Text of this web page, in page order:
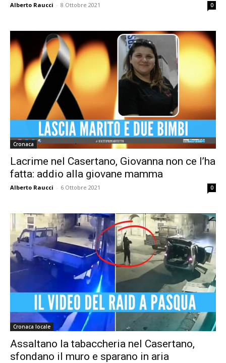
Alberto Raucci - 8 Ottobre 2021 0
Cronaca
Lacrime nel Casertano, Giovanna non ce l’ha
fatta: addio alla giovane mamma
Alberto Raucci - 6 Ottobre 2021 0
Cronaca locale
Assaltano la tabaccheria nel Casertano,
sfondano il muro e sparano in aria